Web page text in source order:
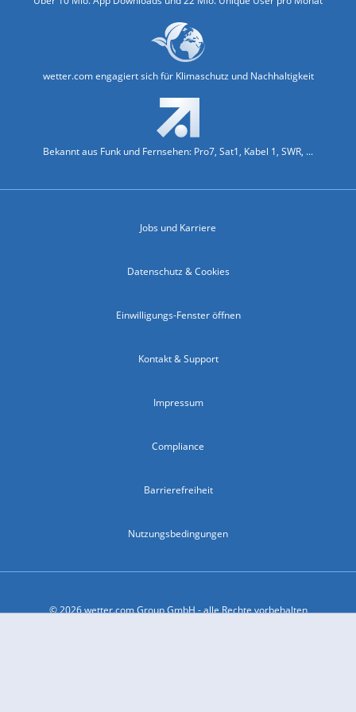
wetter.com engagiert sich für Klimaschutz und Nachhaltigkeit
Bekannt aus Funk und Fernsehen: Pro7, Sat1, Kabel 1, SWR, ...
Jobs und Karriere
Datenschutz & Cookies
Einwilligungs-Fenster öffnen
Kontakt & Support
Impressum
Compliance
Barrierefreiheit
Nutzungsbedingungen
© 2026 wetter.com Group GmbH - alle Rechte vorbehalten